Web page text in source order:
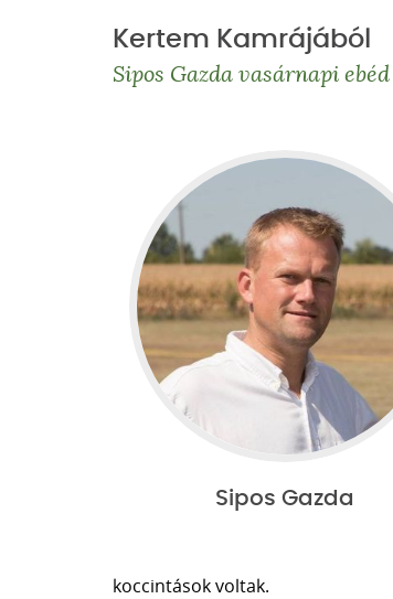
Kertem Kamrájából
Sipos Gazda vasárnapi
Sipos Gazda
koccintások voltak.